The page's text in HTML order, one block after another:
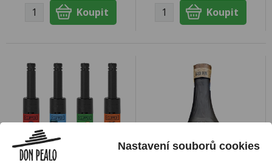
Nastavení souborů cookies